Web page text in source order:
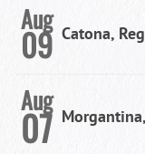
Aug
09 Catona,
Aug
07